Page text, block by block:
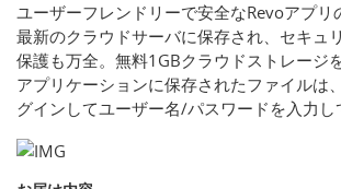
ユーザーフレンドリーで安全なRevoアプリ
最新のクラウドサーバに保存され、セキュ
保護も万全。無料1GBクラウドストレージ
アプリケーションに保存されたファイルは
グインしてユーザー名/パスワードを入力し